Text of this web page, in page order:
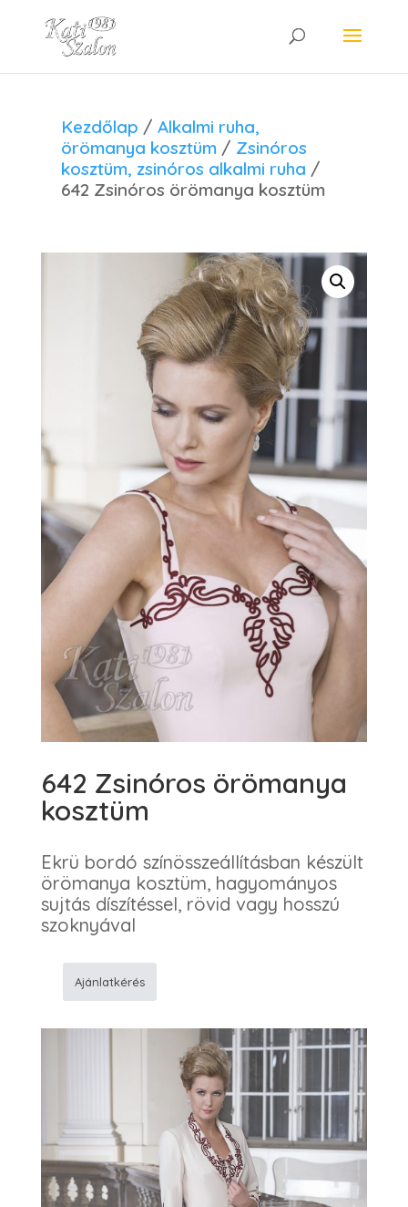
Kezdőlap /Alkalmi ruha,
örömanya kosztüm / Zsinóros
kosztüm, zsinóros alkalmi ruha /
642 Zsinóros örömanya kosztüm
642 Zsinóros örömanya
kosztüm
Ekrü bordó színösszeállításban készült
örömanya kosztüm, hagyományos
sujtás díszítéssel, rövid vagy hosszú
szoknyával
örömanya
Ajánlatkérés